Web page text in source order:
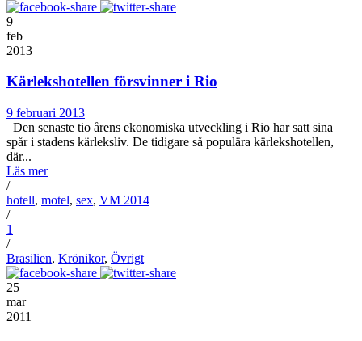
9
feb
2013
Kärlekshotellen försvinner i Rio
9 februari 2013
Den senaste tio årens ekonomiska utveckling i Rio har satt sina
spår i stadens kärleksliv. De tidigare så populära kärlekshotellen,
där...
Läs mer
/
hotell, motel, sex, VM 2014
/
1
/
Brasilien, Krönikor, Övrigt
25
mar
2011